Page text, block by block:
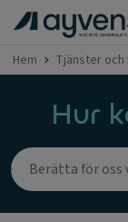
Hem Tjänster
Hur